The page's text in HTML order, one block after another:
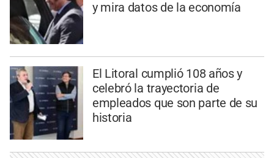
y mira datos de la economía
El Litoral cumplió 108 años y
celebró la trayectoria de
empleados que son parte de su
historia